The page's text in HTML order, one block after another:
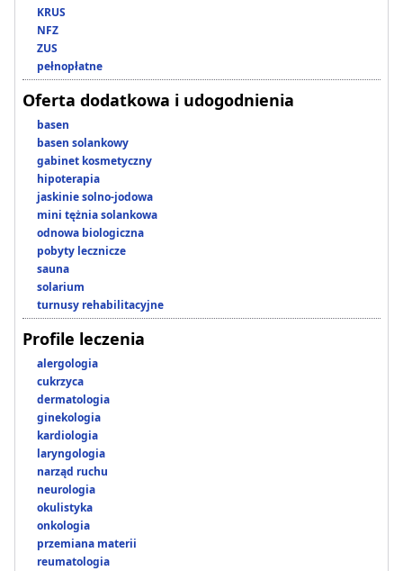
KRUS
NFZ
ZUS
pełnopłatne
Oferta dodatkowa i udogodnienia
basen
basen solankowy
gabinet kosmetyczny
hipoterapia
jaskinie solno-jodowa
mini tężnia solankowa
odnowa biologiczna
pobyty lecznicze
sauna
solarium
turnusy rehabilitacyjne
Profile leczenia
alergologia
cukrzyca
dermatologia
ginekologia
kardiologia
laryngologia
narząd ruchu
neurologia
okulistyka
onkologia
przemiana materii
reumatologia